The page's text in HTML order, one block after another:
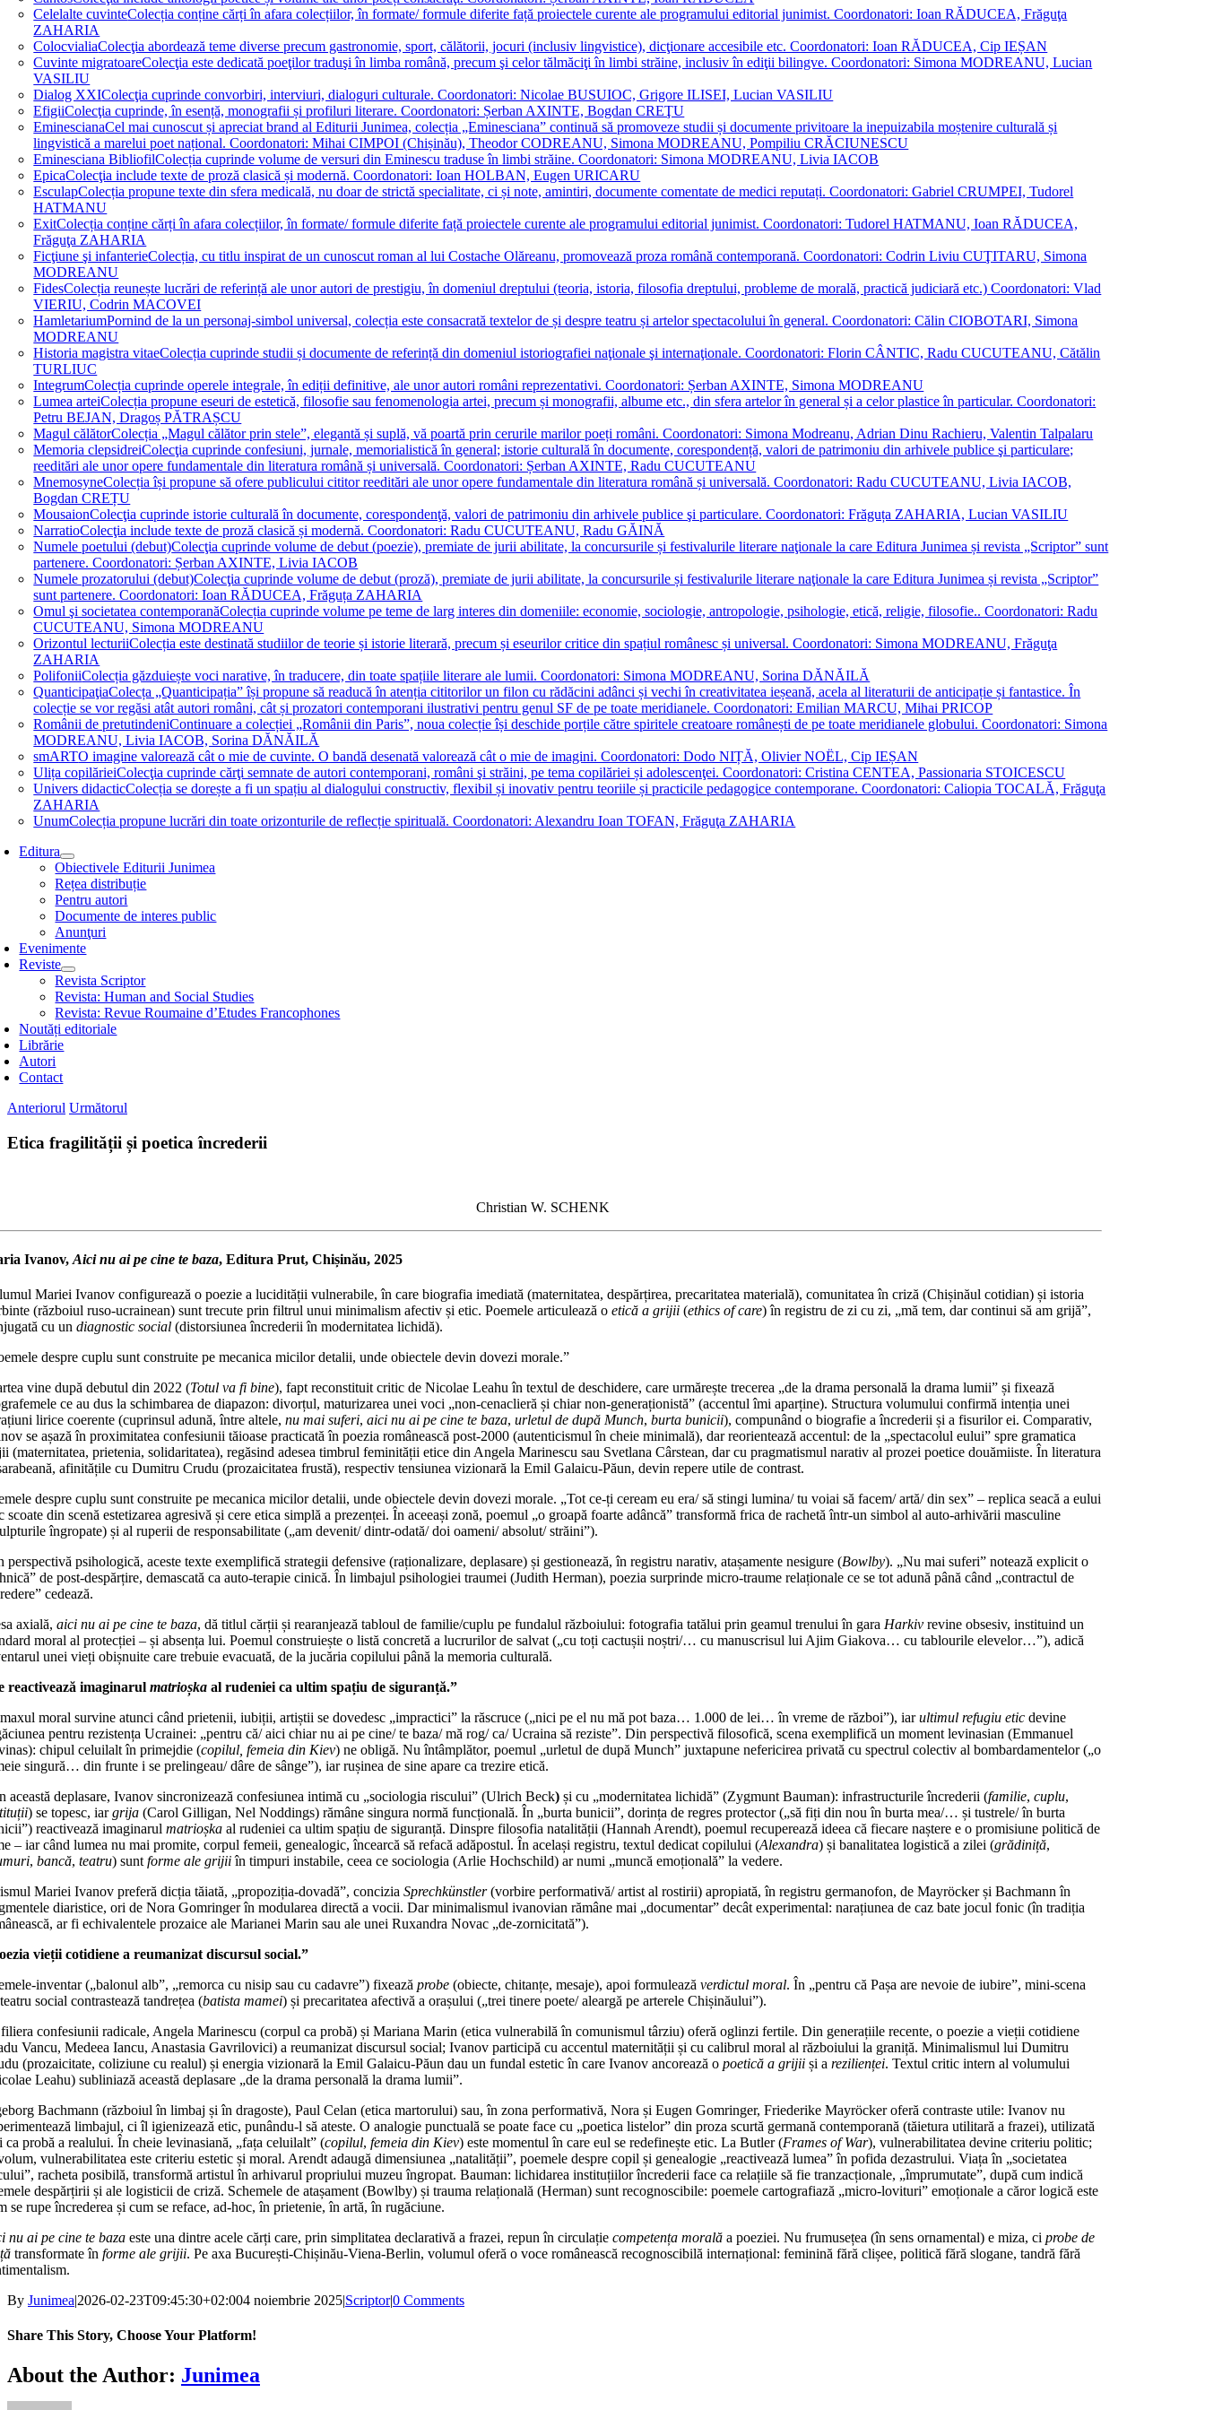
Celelalte cuvinteColecția conține cărți în afara colecțiilor, în formate/ formule diferite față proiectele curente ale programului editorial junimist. Coordonatori: Ioan RĂDUCEA, Frăguţa
ZAHARIA
ColocvialiaColecţia abordează teme diverse precum gastronomie, sport, călătorii, jocuri (inclusiv lingvistice), dicţionare accesibile etc. Coordonatori: Ioan RĂDUCEA, Cip IEȘAN
Cuvinte migratoareColecţia este dedicată poeţilor traduşi în limba română, precum şi celor tălmăciţi în limbi străine, inclusiv în ediţii bilingve. Coordonatori: Simona MODREANU, Lucian
VASILIU
Dialog XXIColecţia cuprinde convorbiri, interviuri, dialoguri culturale. Coordonatori: Nicolae BUSUIOC, Grigore ILISEI, Lucian VASILIU
EfigiiColecţia cuprinde, în esență, monografii și profiluri literare. Coordonatori: Șerban AXINTE, Bogdan CREŢU
EminescianaCel mai cunoscut și apreciat brand al Editurii Junimea, colecția „Eminesciana” continuă să promoveze studii și documente privitoare la inepuizabila moștenire culturală și
lingvistică a marelui poet național. Coordonatori: Mihai CIMPOI (Chișinău), Theodor CODREANU, Simona MODREANU, Pompiliu CRĂCIUNESCU
Eminesciana BibliofilColecția cuprinde volume de versuri din Eminescu traduse în limbi străine. Coordonatori: Simona MODREANU, Livia IACOB
EpicaColecţia include texte de proză clasică și modernă. Coordonatori: Ioan HOLBAN, Eugen URICARU
EsculapColecția propune texte din sfera medicală, nu doar de strictă specialitate, ci și note, amintiri, documente comentate de medici reputați. Coordonatori: Gabriel CRUMPEI, Tudorel
HATMANU
ExitColecția conține cărți în afara colecțiilor, în formate/ formule diferite față proiectele curente ale programului editorial junimist. Coordonatori: Tudorel HATMANU, Ioan RĂDUCEA,
Frăguţa ZAHARIA
Ficţiune şi infanterieColecția, cu titlu inspirat de un cunoscut roman al lui Costache Olăreanu, promovează proza română contemporană. Coordonatori: Codrin Liviu CUŢITARU, Simona
MODREANU
FidesColecția reunește lucrări de referință ale unor autori de prestigiu, în domeniul dreptului (teoria, istoria, filosofia dreptului, probleme de morală, practică judiciară etc.) Coordonatori: Vlad
VIERIU, Codrin MACOVEI
HamletariumPornind de la un personaj-simbol universal, colecția este consacrată textelor de și despre teatru și artelor spectacolului în general. Coordonatori: Călin CIOBOTARI, Simona
MODREANU
Historia magistra vitaeColecția cuprinde studii și documente de referință din domeniul istoriografiei naţionale şi internaţionale. Coordonatori: Florin CÂNTIC, Radu CUCUTEANU, Cătălin
TURLIUC
IntegrumColecția cuprinde operele integrale, în ediții definitive, ale unor autori români reprezentativi. Coordonatori: Șerban AXINTE, Simona MODREANU
Lumea arteiColecția propune eseuri de estetică, filosofie sau fenomenologia artei, precum și monografii, albume etc., din sfera artelor în general și a celor plastice în particular. Coordonatori:
Petru BEJAN, Dragoș PĂTRAȘCU
Magul călătorColecția „Magul călător prin stele”, elegantă și suplă, vă poartă prin cerurile marilor poeți români. Coordonatori: Simona Modreanu, Adrian Dinu Rachieru, Valentin Talpalaru
Memoria clepsidreiColecţia cuprinde confesiuni, jurnale, memorialistică în general; istorie culturală în documente, corespondență, valori de patrimoniu din arhivele publice şi particulare;
reeditări ale unor opere fundamentale din literatura română și universală. Coordonatori: Șerban AXINTE, Radu CUCUTEANU
MnemosyneColecția își propune să ofere publicului cititor reeditări ale unor opere fundamentale din literatura română și universală. Coordonatori: Radu CUCUTEANU, Livia IACOB,
Bogdan CREȚU
MousaionColecţia cuprinde istorie culturală în documente, corespondenţă, valori de patrimoniu din arhivele publice şi particulare. Coordonatori: Frăguța ZAHARIA, Lucian VASILIU
NarratioColecţia include texte de proză clasică și modernă. Coordonatori: Radu CUCUTEANU, Radu GĂINĂ
Numele poetului (debut)Colecţia cuprinde volume de debut (poezie), premiate de jurii abilitate, la concursurile și festivalurile literare naţionale la care Editura Junimea și revista „Scriptor” sunt
partenere. Coordonatori: Șerban AXINTE, Livia IACOB
Numele prozatorului (debut)Colecţia cuprinde volume de debut (proză), premiate de jurii abilitate, la concursurile și festivalurile literare naţionale la care Editura Junimea și revista „Scriptor”
sunt partenere. Coordonatori: Ioan RĂDUCEA, Frăguța ZAHARIA
Omul şi societatea contemporanăColecția cuprinde volume pe teme de larg interes din domeniile: economie, sociologie, antropologie, psihologie, etică, religie, filosofie.. Coordonatori: Radu
CUCUTEANU, Simona MODREANU
Orizontul lecturiiColecția este destinată studiilor de teorie și istorie literară, precum și eseurilor critice din spațiul românesc și universal. Coordonatori: Simona MODREANU, Frăguţa
ZAHARIA
PolifoniiColecția găzduiește voci narative, în traducere, din toate spațiile literare ale lumii. Coordonatori: Simona MODREANU, Sorina DĂNĂILĂ
QuanticipaţiaColecța „Quanticipația” își propune să readucă în atenția cititorilor un filon cu rădăcini adânci și vechi în creativitatea ieșeană, acela al literaturii de anticipație și fantastice. În
colecție se vor regăsi atât autori români, cât și prozatori contemporani ilustrativi pentru genul SF de pe toate meridianele. Coordonatori: Emilian MARCU, Mihai PRICOP
Românii de pretutindeniContinuare a colecției „Românii din Paris”, noua colecție își deschide porțile către spiritele creatoare românești de pe toate meridianele globului. Coordonatori: Simona
MODREANU, Livia IACOB, Sorina DĂNĂILĂ
smARTO imagine valorează cât o mie de cuvinte. O bandă desenată valorează cât o mie de imagini. Coordonatori: Dodo NIȚĂ, Olivier NOËL, Cip IEȘAN
Ulița copilărieiColecţia cuprinde cărţi semnate de autori contemporani, români şi străini, pe tema copilăriei și adolescenţei. Coordonatori: Cristina CENTEA, Passionaria STOICESCU
Univers didacticColecția se dorește a fi un spațiu al dialogului constructiv, flexibil și inovativ pentru teoriile și practicile pedagogice contemporane. Coordonatori: Caliopia TOCALĂ, Frăguţa
ZAHARIA
UnumColecția propune lucrări din toate orizonturile de reflecție spirituală. Coordonatori: Alexandru Ioan TOFAN, Frăguţa ZAHARIA
Editura
Obiectivele Editurii Junimea
Rețea distribuție
Pentru autori
Documente de interes public
Anunţuri
Evenimente
Reviste
Revista Scriptor
Revista: Human and Social Studies
Revista: Revue Roumaine d’Etudes Francophones
Noutăți editoriale
Librărie
Autori
Contact
Anteriorul Următorul
Etica fragilității și poetica încrederii
Christian W. SCHENK
Ivanov,Aici nu ai pe cine te baza, Editura Prut, Chișinău, 2025
Mariei Ivanov configurează o poezie a lucidității vulnerabile, în care biografia imediată (maternitatea, despărțirea, precaritatea materială), comunitatea în criză (Chișinăul cotidian) și istoria
(războiul ruso-ucrainean) sunt trecute prin filtrul unui minimalism afectiv și etic. Poemele articulează oetică a grijii (ethics of care) în registru de zi cu zi, „mă tem, dar continui să am grijă”,
cu undiagnostic social (distorsiunea încrederii în modernitatea lichidă).
despre cuplu sunt construite pe mecanica micilor detalii, unde obiectele devin dovezi morale.”
vine după debutul din 2022 (Totul va fi bine), fapt reconstituit critic de Nicolae Leahu în textul de deschidere, care urmărește trecerea „de la drama personală la drama lumii” și fixează
ce au dus la schimbarea de diapazon: divorțul, maturizarea unei voci „non-cenaclieră și chiar non-generaționistă” (accentul îmi aparține). Structura volumului confirmă intenția unei
lirice coerente (cuprinsul adună, între altele,nu mai suferi,aici nu ai pe cine te baza,urletul de după Munch,burta bunicii), compunând o biografie a încrederii și a fisurilor ei. Comparativ,
se așază în proximitatea confesiunii tăioase practicată în poezia românească post-2000 (autenticismul în cheie minimală), dar reorientează accentul: de la „spectacolul eului” spre gramatica
(maternitatea, prietenia, solidaritatea), regăsind adesea timbrul feminității etice din Angela Marinescu sau Svetlana Cârstean, dar cu pragmatismul narativ al prozei poetice douămiiste. În literatura
afinitățile cu Dumitru Crudu (prozaicitatea frustă), respectiv tensiunea vizionară la Emil Galaicu-Păun, devin repere utile de contrast.
despre cuplu sunt construite pe mecanica micilor detalii, unde obiectele devin dovezi morale. „Tot ce-ți ceream eu era/ să stingi lumina/ tu voiai să facem/ artă/ din sex” – replica seacă a eului
scoate din scenă estetizarea agresivă și cere etica simplă a prezenței. În aceeași zonă, poemul „o groapă foarte adâncă” transformă frica de rachetă într-un simbol al auto-arhivării masculine
îngropate) și al ruperii de responsabilitate („am devenit/ dintr-odată/ doi oameni/ absolut/ străini”).
perspectivă psihologică, aceste texte exemplifică strategii defensive (raționalizare, deplasare) și gestionează, în registru narativ, atașamente nesigure (Bowlby). „Nu mai suferi” notează explicit o
de post-despărțire, demascată ca auto-terapie cinică. În limbajul psihologiei traumei (Judith Herman), poezia surprinde micro-traume relaționale ce se tot adună până când „contractul de
cedează.
axială,aici nu ai pe cine te baza, dă titlul cărții și rearanjează tabloul de familie/cuplu pe fundalul războiului: fotografia tatălui prin geamul trenului în gara Harkivrevine obsesiv, instituind un
moral al protecției – și absența lui. Poemul construiește o listă concretă a lucrurilor de salvat („cu toți cactușii noștri/… cu manuscrisul lui Ajim Giakova… cu tablourile elevelor…”), adică
unei vieți obișnuite care trebuie evacuată, de la jucăria copilului până la memoria culturală.
reactivează imaginarulmatrioșka al rudeniei ca ultim spațiu de siguranță.”
moral survine atunci când prietenii, iubiții, artiștii se dovedesc „impractici” la răscruce („nici pe el nu mă pot baza… 1.000 de lei… în vreme de război”), iarultimul refugiu etic devine
pentru rezistența Ucrainei: „pentru că/ aici chiar nu ai pe cine/ te baza/ mă rog/ ca/ Ucraina să reziste”. Din perspectivă filosofică, scena exemplifică un moment levinasian (Emmanuel
chipul celuilalt în primejdie (copilul, femeia din Kiev) ne obligă. Nu întâmplător, poemul „urletul de după Munch” juxtapune nefericirea privată cu spectrul colectiv al bombardamentelor („o
singură… din frunte i se prelingeau/ dâre de sânge”), iar rușinea de sine apare ca trezire etică.
această deplasare, Ivanov sincronizează confesiunea intimă cu „sociologia riscului” (Ulrich Beck) și cu „modernitatea lichidă” (Zygmunt Bauman): infrastructurile încrederii (familie,cuplu,
) se topesc, iargrija (Carol Gilligan, Nel Noddings) rămâne singura normă funcțională. În „burta bunicii”, dorința de regres protector („să fiți din nou în burta mea/… și tustrele/ în burta
reactivează imaginarulmatrioșka al rudeniei ca ultim spațiu de siguranță. Dinspre filosofia natalității (Hannah Arendt), poemul recuperează ideea că fiecare naștere e o promisiune politică de
– iar când lumea nu mai promite, corpul femeii, genealogic, încearcă să refacă adăpostul. În același registru, textul dedicat copilului (Alexandra) și banalitatea logistică a zilei (grădiniță,
, bancă, teatru) suntforme ale grijiiîn timpuri instabile, ceea ce sociologia (Arlie Hochschild) ar numi „muncă emoțională” la vedere.
Mariei Ivanov preferă dicția tăiată, „propoziția-dovadă”, conciziaSprechkünstler(vorbire performativă/ artist al rostirii) apropiată, în registru germanofon, de Mayröcker și Bachmann în
diaristice, ori de Nora Gomringer în modularea directă a vocii. Dar minimalismul ivanovian rămâne mai „documentar” decât experimental: narațiunea de caz bate jocul fonic (în tradiția
ar fi echivalentele prozaice ale Marianei Marin sau ale unei Ruxandra Novac „de-zornicitată”).
vieții cotidiene a reumanizat discursul social.”
inventar („balonul alb”, „remorca cu nisip sau cu cadavre”) fixeazăprobe (obiecte, chitanțe, mesaje), apoi formuleazăverdictul moral. În „pentru că Pașa are nevoie de iubire”, mini-scena
social contrastează tandrețea (batista mamei) și precaritatea afectivă a orașului („trei tinere poete/ aleargă pe arterele Chișinăului”).
filiera confesiunii radicale, Angela Marinescu (corpul ca probă) și Mariana Marin (etica vulnerabilă în comunismul târziu) oferă oglinzi fertile. Din generațiile recente, o poezie a vieții cotidiene
Vancu, Medeea Iancu, Anastasia Gavrilovici) a reumanizat discursul social; Ivanov participă cu accentul maternității și cu calibrul moral al războiului la graniță. Minimalismul lui Dumitru
(prozaicitate, coliziune cu realul) și energia vizionară la Emil Galaicu-Păun dau un fundal estetic în care Ivanov ancorează opoetică a grijii și arezilienței. Textul critic intern al volumului
Leahu) subliniază această deplasare „de la drama personală la drama lumii”.
Bachmann (războiul în limbaj și în dragoste), Paul Celan (etica martorului) sau, în zona performativă, Nora și Eugen Gomringer, Friederike Mayröcker oferă contraste utile: Ivanov nu
limbajul, ci îl igienizează etic, punându-l să ateste. O analogie punctuală se poate face cu „poetica listelor” din proza scurtă germană contemporană (tăietura utilitară a frazei), utilizată
ca probă a realului. În cheie levinasiană, „fața celuilalt” (copilul, femeia din Kiev) este momentul în care eul se redefinește etic. La Butler (Frames of War), vulnerabilitatea devine criteriu politic;
vulnerabilitatea este criteriu estetic și moral. Arendt adaugă dimensiunea „natalității”, poemele despre copil și genealogie „reactivează lumea” în pofida dezastrului. Viața în „societatea
racheta posibilă, transformă artistul în arhivarul propriului muzeu îngropat. Bauman: lichidarea instituțiilor încrederii face ca relațiile să fie tranzacționale, „împrumutate”, după cum indică
despărțirii și ale logisticii de criză. Schemele de atașament (Bowlby) și trauma relațională (Herman) sunt recognoscibile: poemele cartografiază „micro-lovituri” emoționale a căror logică este
se rupe încrederea și cum se reface, ad-hoc, în prietenie, în artă, în rugăciune.
nu ai pe cine te baza este una dintre acele cărți care, prin simplitatea declarativă a frazei, repun în circulațiecompetența morală a poeziei. Nu frumusețea (în sens ornamental) e miza, ciprobe de
transformate înforme ale grijii. Pe axa București-Chișinău-Viena-Berlin, volumul oferă o voce românească recognoscibilă internațional: feminină fără clișee, politică fără slogane, tandră fără
By Junimea|2026-02-23T09:45:30+02:004 noiembrie 2025|Scriptor|0 Comments
Share This Story, Choose Your Platform!
Facebook
X
Bluesky
Reddit
LinkedIn
WhatsApp
Telegram
Tumblr
Xing
Email
Copy
Link
About the Author: Junimea